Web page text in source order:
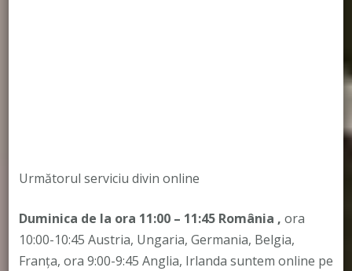
Următorul serviciu divin online
Duminica de la ora 11:00 – 11:45România , ora
10:00-10:45 Austria, Ungaria, Germania, Belgia,
Franța, ora 9:00-9:45 Anglia, Irlanda suntem online pe